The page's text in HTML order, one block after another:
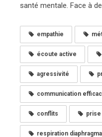
santé mentale. Face à
empathie
écoute active
agressivité
communication
conflits
respiration